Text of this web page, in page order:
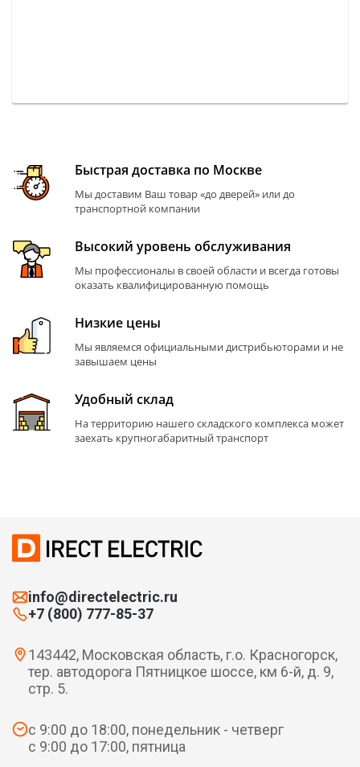
Быстрая доставка по Москве
Мы доставим Ваш товар «до дверей» или до
транспортной компании
Высокий уровень обслуживания
Мы профессионалы в своей области и всегда готовы
оказать квалифицированную помощь
Низкие цены
Мы являемся официальными дистрибьюторами и не
завышаем цены
Удобный склад
На территорию нашего складского комплекса может
заехать крупногабаритный транспорт
info@directelectric.ru
+7 (800) 777-85-37
143442, Московская область, г.о. Красногорск,
тер. автодорога Пятницкое шоссе, км 6-й, д. 9,
стр. 5.
с 9:00 до 18:00, понедельник - четверг
с 9:00 до 17:00, пятница